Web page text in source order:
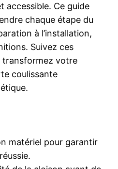
accessible. Ce guide
chaque étape du
à l’installation,
Suivez ces
transformez votre
coulissante
matériel pour garantir